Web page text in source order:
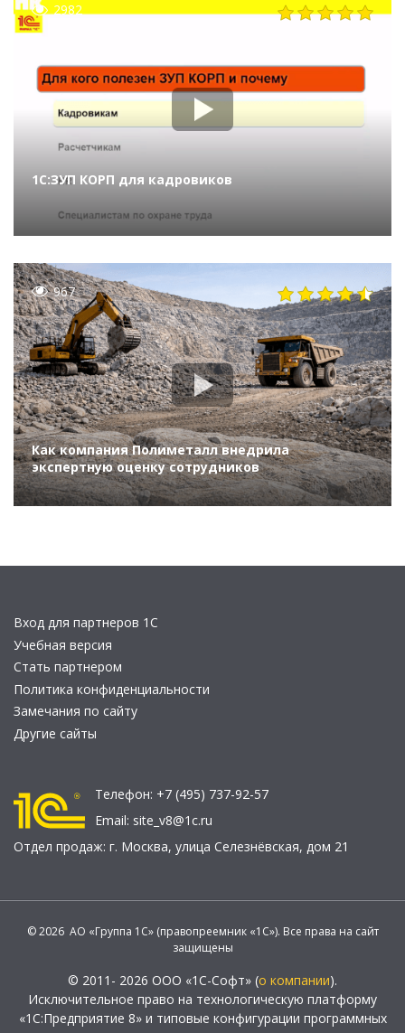
2982
1С:ЗУП КОРП для кадровиков
967
Как компания Полиметалл внедрила
экспертную оценку сотрудников
Вход для партнеров 1С
Учебная версия
Стать партнером
Политика конфиденциальности
Замечания по сайту
Другие сайты
Телефон: +7 (495) 737-92-57
Email: site_v8@1c.ru
Отдел продаж: г. Москва, улица Селезнёвская, дом 21
© 2026 АО «Группа 1С» (правопреемник «1С»). Все права на сайт
защищены
© 2011- 2026 ООО «1С-Софт» (о компании).
Исключительное право на технологическую платформу
«1С:Предприятие 8» и типовые конфигурации программных